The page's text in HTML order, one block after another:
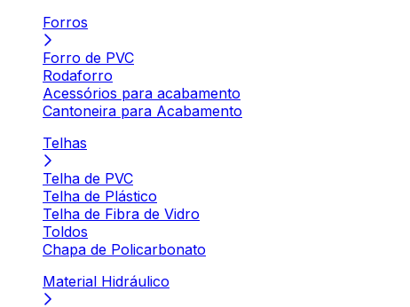
Forros
Forro de PVC
Rodaforro
Acessórios para acabamento
Cantoneira para Acabamento
Telhas
Telha de PVC
Telha de Plástico
Telha de Fibra de Vidro
Toldos
Chapa de Policarbonato
Material Hidráulico